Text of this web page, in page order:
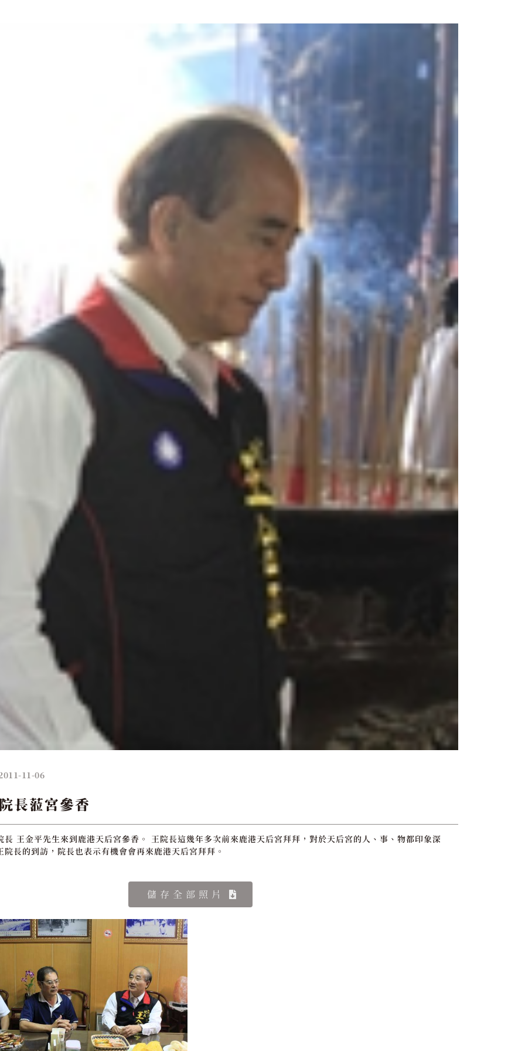
11-06
長蒞宮參香
長 王金平先生來到鹿港天后宮參香。 王院長這幾年多次前來鹿港天后宮拜拜，對於天后宮的人、事、物都印象深
院長的到訪，院長也表示有機會會再來鹿港天后宮拜拜。
儲存全部照片